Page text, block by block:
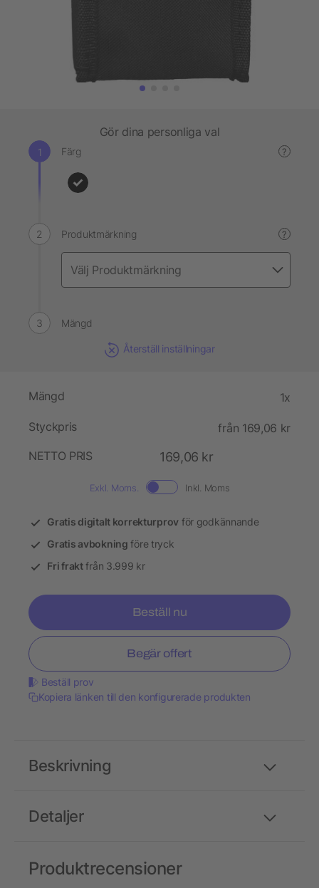
Gör dina personliga val
Färg ?
Produktmärkning ?
Mängd
Återställ inställningar
Mängd 1x
Styckpris
från 169,06 kr
NETTO PRIS
169,06 kr
Exkl. Moms. Inkl. Moms
Gratis digitalt korrekturprov för godkännande
Gratis avbokning före tryck
Fri fraktfrån 3.999 kr
Beställ nu
Begär offert
Beställ prov
Kopiera länken till den konfigurerade produkten
Detaljer
Beskrivning
Produktrecensioner